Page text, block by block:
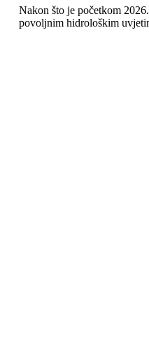
Nakon što je početkom
povoljnim hidrološkim